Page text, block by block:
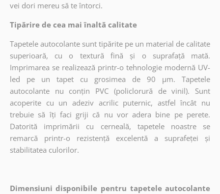
vei dori mereu să te întorci.
Tipărire de cea mai înaltă calitate
Tapetele autocolante sunt tipărite pe un material de calitate
superioară, cu o textură fină și o suprafață mată.
Imprimarea se realizează printr-o tehnologie modernă UV-
led pe un tapet cu grosimea de 90 µm. Tapetele
autocolante nu conțin PVC (policlorură de vinil). Sunt
acoperite cu un adeziv acrilic puternic, astfel încât nu
trebuie să îți faci griji că nu vor adera bine pe perete.
Datorită imprimării cu cerneală, tapetele noastre se
remarcă printr-o rezistență excelentă a suprafeței și
stabilitatea culorilor.
Dimensiuni disponibile pentru tapetele autocolante